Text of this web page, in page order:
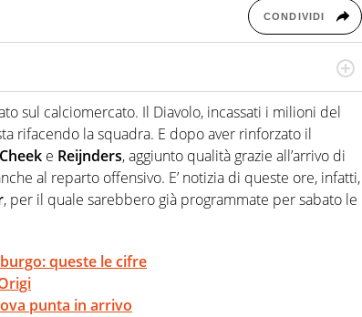
CONDIVIDI
e la tesi di laurea sugli stadi di proprietà in Italia. Il calcio
tra passione e professione. Per Virgilio Sport
l'universo mondo dello sport per antonomasia
sul calciomercato. Il Diavolo, incassati i milioni del
rifacendo la squadra. E dopo aver rinforzato il
e Reijnders, aggiunto qualità grazie all’arrivo di
al reparto offensivo. E’ notizia di queste ore, infatti,
, per il quale sarebbero già programmate per sabato le
queste le cifre
punta in arrivo